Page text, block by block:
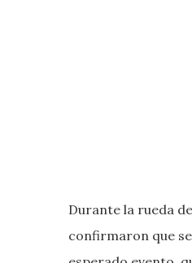
Durante la rueda
confirmaron que